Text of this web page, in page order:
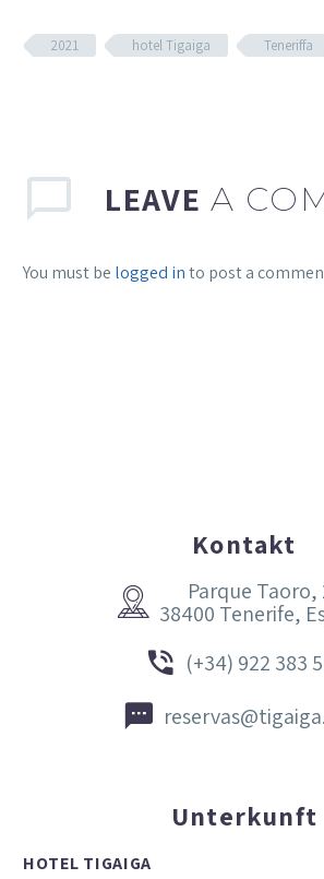
2021 hotel Tigaiga Teneriffa
LEAVE A
You must be logged into post a
Kontakt


Parque Taoro,
38400 Tenerife,

 (+34) 922 383


Unterkunft
HOTEL TIGAIGA